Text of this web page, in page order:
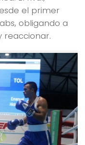
el primer
obligando a
reaccionar.